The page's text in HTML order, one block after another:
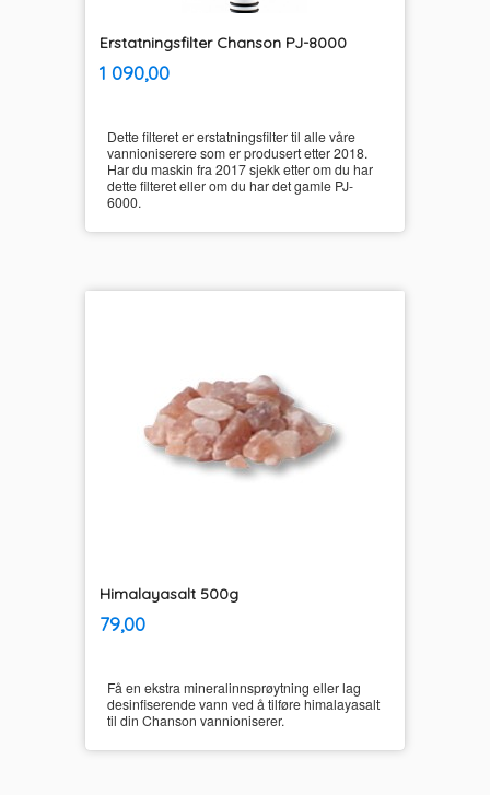
Erstatningsfilter Chanson PJ-8000
Pris
1 090,00mva.
Dette filteret er erstatningsfilter til alle våre
vannioniserere som er produsert etter 2018.
Har du maskin fra 2017 sjekk etter om du har
dette filteret eller om du har det gamle PJ-
6000.
Himalayasalt 500g
Pris
79,00mva.
Få en ekstra mineralinnsprøytning eller lag
desinfiserende vann ved å tilføre himalayasalt
til din Chanson vannioniserer.